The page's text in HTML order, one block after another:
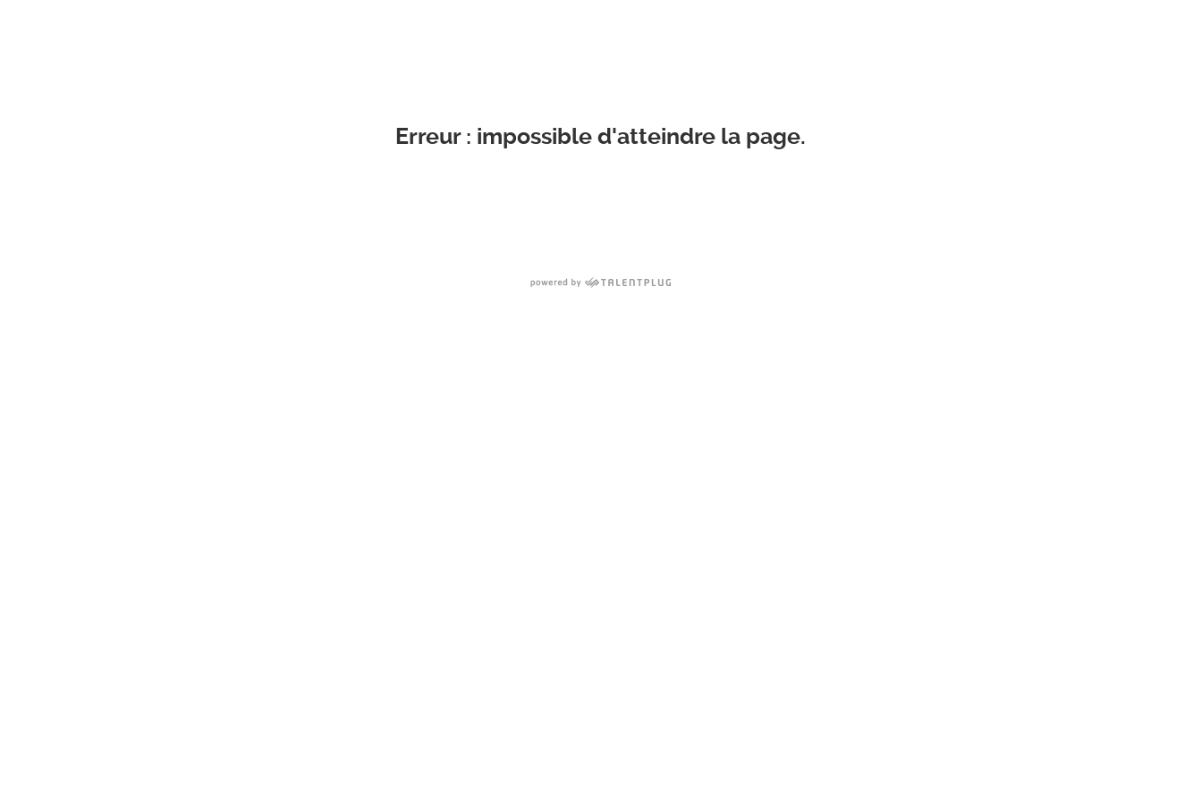
Erreur : impossible d'atteindre la page.